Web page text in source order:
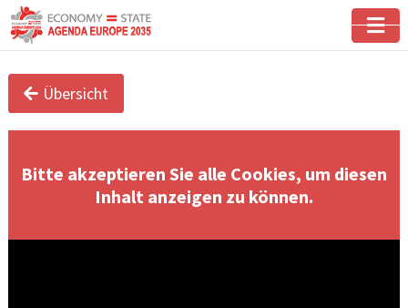
Übersicht
Bitte akzeptieren Sie alle Cookies, um diesen
Inhalt anzeigen zu können.